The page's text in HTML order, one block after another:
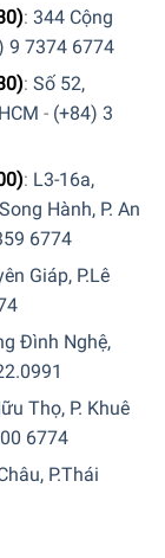
điều chỉnh độ
không gian lưu
từ đó bảo
giữ cho
: 344 Cộng
9 7374 6774
: Số 52,
- (+84) 3
: L3-16a,
Hành, P. An
6774
Giáp, P.Lê
Đình Nghệ,
Thọ, P. Khuê
6774
P.Thái